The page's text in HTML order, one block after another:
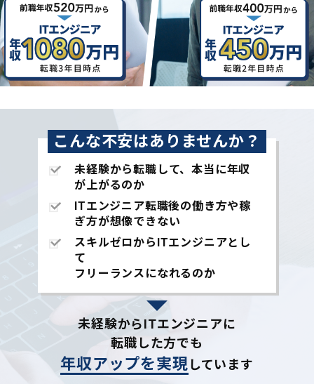
こんな不安はありませんか？
未経験から転職して、本当に年収
が上がるのか
ITエンジニア転職後の働き方や稼
ぎ方が想像できない
スキルゼロからITエンジニアとし
て
フリーランスになれるのか
未経験からITエンジニアに
転職した方でも
年収アップを実現しています